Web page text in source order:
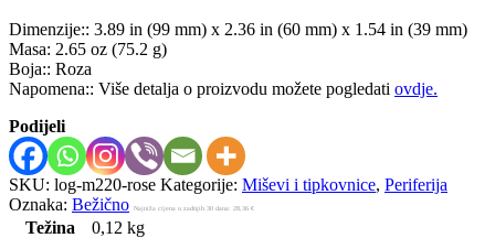
Dimenzije:: 3.89 in (99 mm) x 2.36 in (60 mm) x 1.54 in (39 mm)
Masa: 2.65 oz (75.2 g)
Boja:: Roza
Napomena:: Više detalja o proizvodu možete pogledati ovdje.
Podijeli
SKU: log-m220-rose Kategorije: Miševi i tipkovnice, Periferija
Oznaka: Bežično Najniža cijena u zadnjih 30 dana: 28,36 €
Težina
0,12 kg